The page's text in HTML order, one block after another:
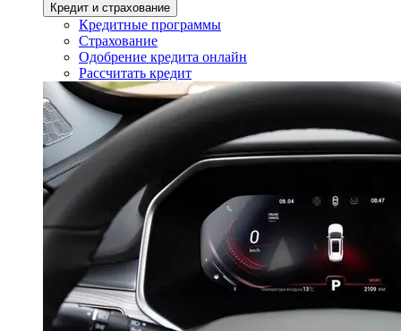
Кредит и страхование
Кредитные программы
Страхование
Одобрение кредита онлайн
Рассчитать кредит